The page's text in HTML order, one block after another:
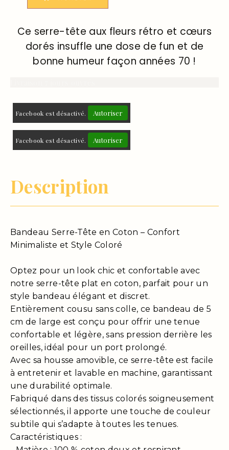
Ce serre-tête aux fleurs rétro et cœurs
dorés insuffle une dose de fun et de
bonne humeur façon années 70 !
Facebook est désactivé. Autoriser
Facebook est désactivé. Autoriser
Description
Bandeau Serre-Tête en Coton – Confort
Minimaliste et Style Coloré
Optez pour un look chic et confortable avec
notre serre-tête plat en coton, parfait pour un
style bandeau élégant et discret.
Entièrement cousu sans colle, ce bandeau de 5
cm de large est conçu pour offrir une tenue
confortable et légère, sans pression derrière les
oreilles, idéal pour un port prolongé.
Avec sa housse amovible, ce serre-tête est facile
à entretenir et lavable en machine, garantissant
une durabilité optimale.
Fabriqué dans des tissus colorés soigneusement
sélectionnés, il apporte une touche de couleur
subtile qui s’adapte à toutes les tenues.
Caractéristiques :